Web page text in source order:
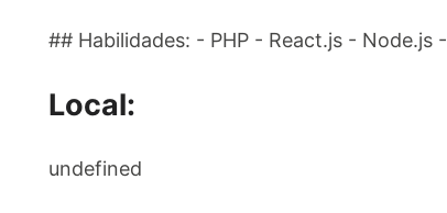
## Habilidades: - PHP - React.js -
Local:
undefined